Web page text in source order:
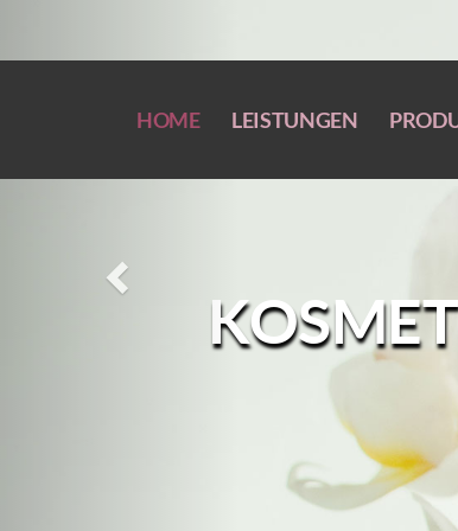
HOME LEISTUNGEN